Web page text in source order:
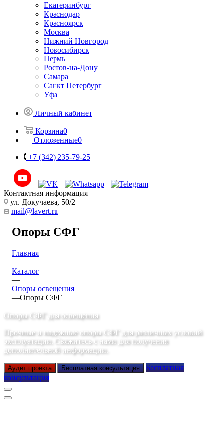
Екатеринбург
Краснодар
Красноярск
Москва
Нижний Новгород
Новосибирск
Пермь
Ростов-на-Дону
Самара
Санкт Петербург
Уфа
Личный кабинет
Корзина0
Отложенные0
+7 (342) 235-79-25
Контактная информация
ул. Докучаева, 50/2
mail@lavert.ru
Опоры СФГ
Главная
—
Каталог
—
Опоры освещения
—Опоры СФГ
Опоры СФГ для освещения
Прочные и надежные опоры СФГ для различных условий
эксплуатации. Свяжитесь с нами для получения
дополнительной информации.
Аудит проекта Бесплатная консультация
Бесплатная
консультация